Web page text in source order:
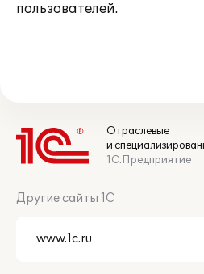
пользователей.
Отраслевые
и
1С:Предприятие
Другие сайты 1С